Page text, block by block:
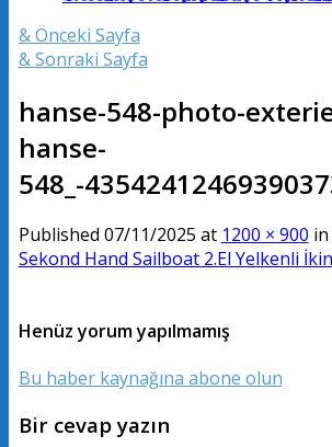
& Önceki Sayfa
& Sonraki Sayfa
hanse-548-photo-
hanse-
548_-
Published 07/11/2025 at 1200 × 900 in
Sekond Hand Sailboat 2.El Yelkenli
Henüz yorum yapılmamış
Bu haber kaynağına abone olun
Bir cevap yazın